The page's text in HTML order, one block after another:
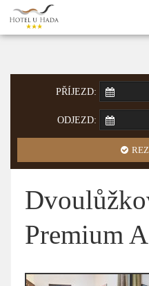
PŘÍJEZD:
ODJEZD:
Premium A